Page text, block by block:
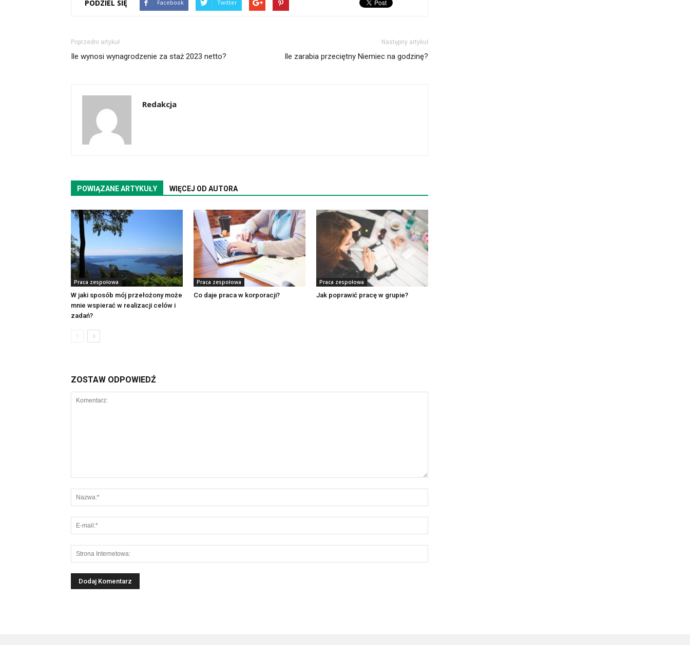
PODZIEL SIĘ Facebook Twitter
Poprzedni artykuł
Ile wynosi wynagrodzenie za staż 2023 netto?
Następny artykuł
Ile zarabia przeciętny Niemiec na godzinę?
Redakcja
POWIĄZANE ARTYKUŁY WIĘCEJ OD AUTORA
Praca zespołowa
W jaki sposób mój przełożony może
mnie wspierać w realizacji celów i
zadań?
Praca zespołowa
Co daje praca w korporacji?
Praca zespołowa
Jak poprawić pracę w grupie?
ZOSTAW ODPOWIEDŹ